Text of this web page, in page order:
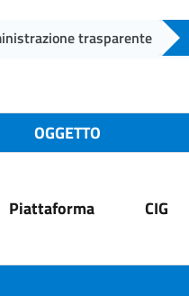
trasparente
OGGETTO
Piattaforma CIG